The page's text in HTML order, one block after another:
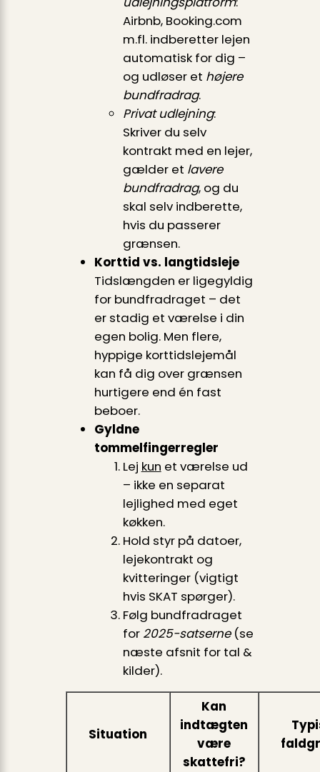
Airbnb, Booking.com
m.fl. indberetter lejen
automatisk for dig –
og udløser et højere
bundfradrag.
Privat udlejning:
Skriver du selv
kontrakt med en lejer,
gælder et lavere
bundfradrag, og du
skal selv indberette,
hvis du passerer
grænsen.
Korttid vs. langtidsleje
Tidslængden er ligegyldig
for bundfradraget – det
er stadig et værelse i din
egen bolig. Men flere,
hyppige korttidslejemål
kan få dig over grænsen
hurtigere end én fast
beboer.
Gyldne
tommelfingerregler
Lej kun et værelse ud
– ikke en separat
lejlighed med eget
køkken.
Hold styr på datoer,
lejekontrakt og
kvitteringer (vigtigt
hvis SKAT spørger).
Følg bundfradraget
for 2025-satserne(se
næste afsnit for tal &
kilder).
Situation
Kan
indtægten
være
skattefri?